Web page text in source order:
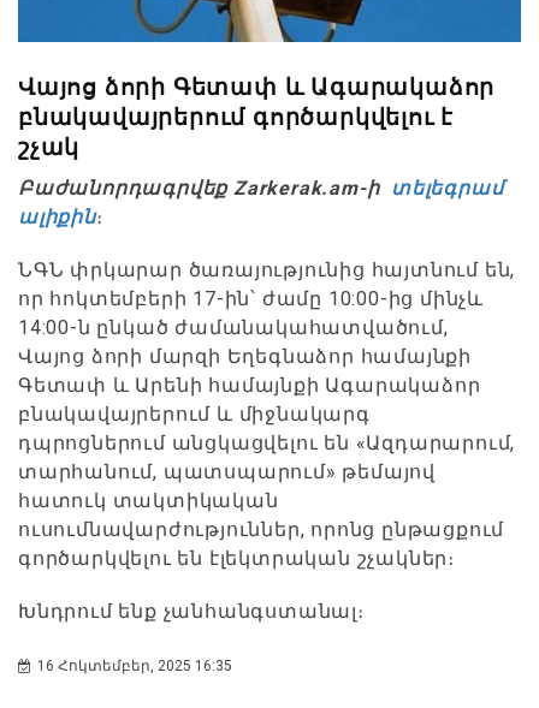
Վայոց ձորի Գետափ և Ագարակաձոր
բնակավայրերում գործարկվելու է
շչակ
Բաժանորդագրվեք Zarkerak.am-ի տելեգրամ
ալիքին։
ՆԳՆ փրկարար ծառայությունից հայտնում են,
որ հոկտեմբերի 17-ին՝ ժամը 10:00-ից մինչև
14:00-ն ընկած ժամանակահատվածում,
Վայոց ձորի մարզի Եղեգնաձոր համայնքի
Գետափ և Արենի համայնքի Ագարակաձոր
բնակավայրերում և միջնակարգ
դպրոցներում անցկացվելու են «Ազդարարում,
տարհանում, պատսպարում» թեմայով
հատուկ տակտիկական
ուսումնավարժություններ, որոնց ընթացքում
գործարկվելու են էլեկտրական շչակներ։
Խնդրում ենք չանհանգստանալ։
16 Հոկտեմբեր, 2025 16:35